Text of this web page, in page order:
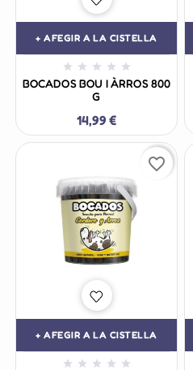
+ AFEGIR A LA CISTELLA
    
BOCADOS BOU I ÀRROS 800
G
14,99 €
+ AFEGIR A LA CISTELLA
    
favorite_border